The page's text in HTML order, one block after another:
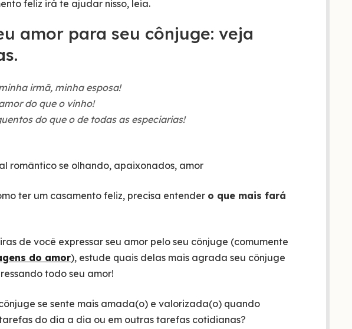
feliz irá te ajudar nisso, leia.
amor para seu cônjuge: veja
irmã, minha esposa!
do que o vinho!
do que o de todas as especiarias!
ter um casamento feliz, precisa entender o que mais fará
de você expressar seu amor pelo seu cônjuge (comumente
do amor), estude quais delas mais agrada seu cônjuge
todo seu amor!
se sente mais amada(o) e valorizada(o) quando
do dia a dia ou em outras tarefas cotidianas?